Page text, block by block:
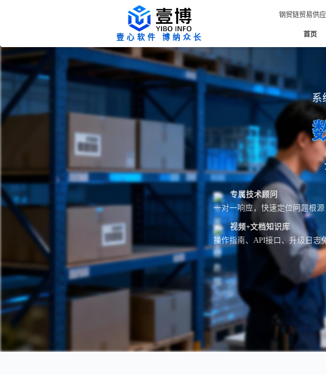
钢贸链贸易供
壹心软件 博纳众长 首页
系
专属技术顾问
一对一响应，快速定位问题根源
视频+文档知识库
操作指南、API接口、升级日志